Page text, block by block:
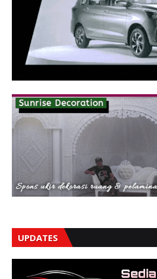
UPDATES